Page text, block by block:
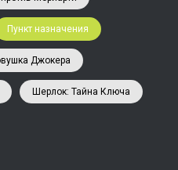
Пункт назначения
Джокера
Шерлок: Тайна Ключа